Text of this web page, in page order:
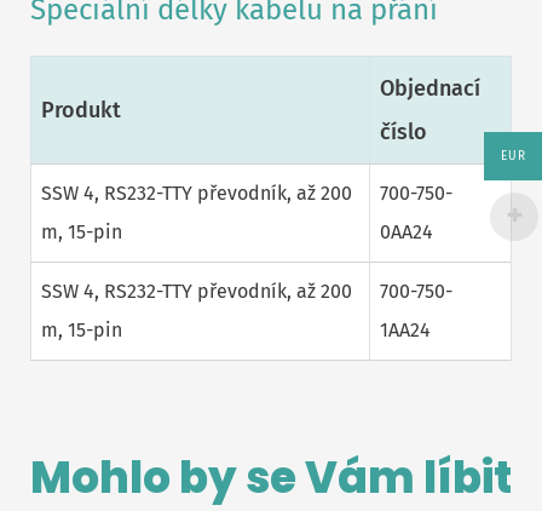
Speciální délky kabelu na přání
Produkt
Objednací
číslo
SSW 4, RS232-TTY převodník, až 200
m, 15-pin
700-750-
0AA24
SSW 4, RS232-TTY převodník, až 200
m, 15-pin
700-750-
1AA24
Mohlo by se Vám líbit
EUR